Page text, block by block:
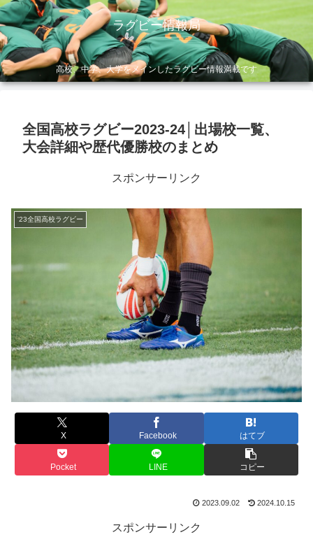
ラグビー情報局
高校、中学、大学をメインしたラグビー情報満載です
全国高校ラグビー2023-24│出場校一覧、
大会詳細や歴代優勝校のまとめ
スポンサーリンク
'23全国高校ラグビー
X Facebook はてブ
Pocket LINE コピー
2023.09.02 2024.10.15
スポンサーリンク